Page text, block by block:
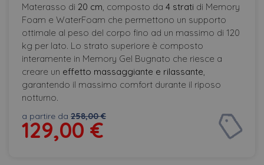
Materasso di 20 cm , composto da 4 strati di Memory
Foam e WaterFoam che permettono un supporto
ottimale al peso del corpo fino ad un massimo di 120
kg per lato. Lo strato superiore è composto
interamente in Memory Gel Bugnato che riesce a
creare un effetto massaggiante e rilassante
garantendo il massimo comfort durante il riposo
notturno.
a partire da 258,00 €
129,00 €